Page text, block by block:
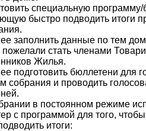
специальную
быстро подводить итоги
заполнить данные по тем
пожелали стать членами
Жилья.
подготовить бюллетени для
собрания и проводить
в постоянном режиме
с программой для того,
итоги: